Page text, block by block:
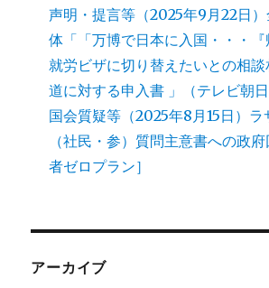
声明・提言等（2025年9月22日
体「「万博で日本に入国・・・『
就労ビザに切り替えたいとの相
道に対する申入書 」（テレビ朝日
国会質疑等（2025年8月15日）ラ
（社民・参）質問主意書への政
者ゼロプラン］
アーカイブ